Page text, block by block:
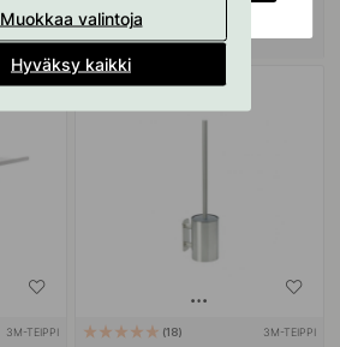
19.55 €
Varastossa
3M-TEIPPI
15
18 3M-TEIPPI
Muokkaa valintoja
Hyväksy kaikki